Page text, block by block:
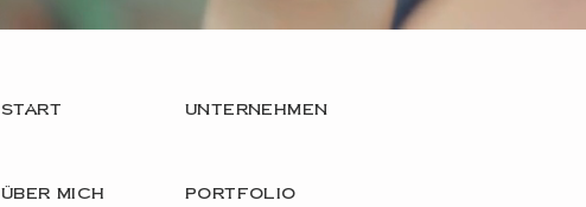
Start
über mich
unternehmen
portfolio